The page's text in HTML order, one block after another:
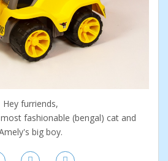
Hey furriends,
fashionable (bengal) cat and
big boy.